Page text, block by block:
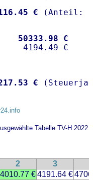
€
50333.98 €
€
Tabelle TV-H 2022
2 3
4010.77 €4191.64 €